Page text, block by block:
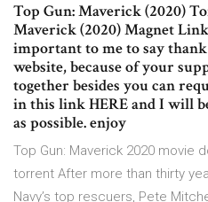
Top Gun: Maverick (2020)
Maverick (2020) Magnet
important to me to say
website, because of your
together besides you can
in this link HERE and I will
as possible. enjoy
Top Gun: Maverick 2020 movie
torrent After more than thirty
Navy’s top rescuers, Pete